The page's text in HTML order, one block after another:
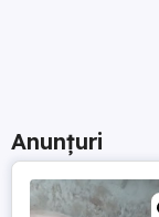
Anunțuri